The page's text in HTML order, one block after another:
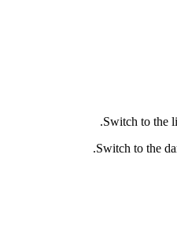
Switch to the
Switch to the